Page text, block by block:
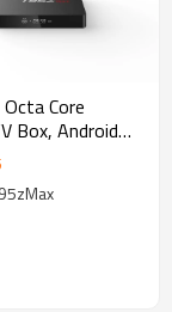
Core
Box, Android
con wifi dual y